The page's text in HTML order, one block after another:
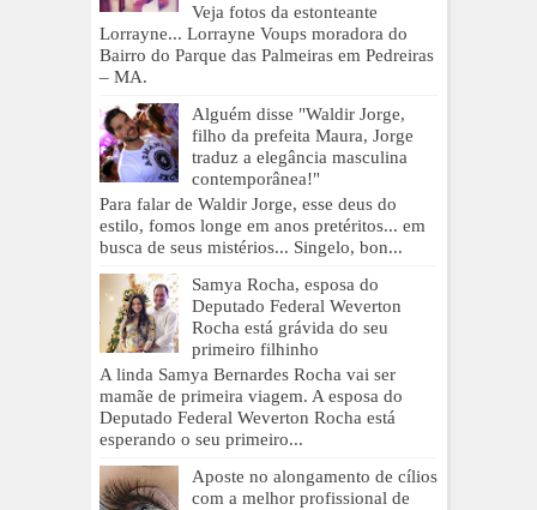
Veja fotos da estonteante
Lorrayne... Lorrayne Voups moradora do
Bairro do Parque das Palmeiras em Pedreiras
– MA.
Alguém disse "Waldir Jorge,
filho da prefeita Maura, Jorge
traduz a elegância masculina
contemporânea!"
Para falar de Waldir Jorge, esse deus do
estilo, fomos longe em anos pretéritos... em
busca de seus mistérios... Singelo, bon...
Samya Rocha, esposa do
Deputado Federal Weverton
Rocha está grávida do seu
primeiro filhinho
A linda Samya Bernardes Rocha vai ser
mamãe de primeira viagem. A esposa do
Deputado Federal Weverton Rocha está
esperando o seu primeiro...
Aposte no alongamento de cílios
com a melhor profissional de